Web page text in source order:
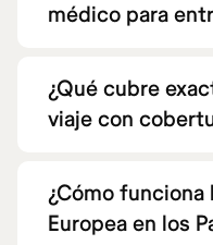
médico para
¿Qué cubre
viaje con
¿Cómo funciona
Europea en los